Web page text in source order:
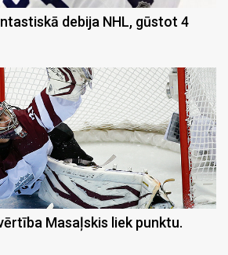
debija NHL, gūstot 4
Masaļskis liek punktu.